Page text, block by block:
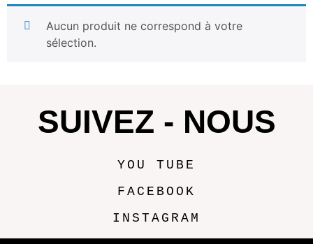
Aucun produit ne correspond à votre
sélection.
SUIVEZ - NOUS
YOU TUBE
FACEBOOK
INSTAGRAM